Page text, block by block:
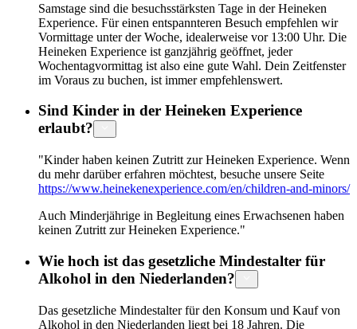
Samstage sind die besuchsstärksten Tage in der Heineken
Experience. Für einen entspannteren Besuch empfehlen wir
Vormittage unter der Woche, idealerweise vor 13:00 Uhr. Die
Heineken Experience ist ganzjährig geöffnet, jeder
Wochentagvormittag ist also eine gute Wahl. Dein Zeitfenster
im Voraus zu buchen, ist immer empfehlenswert.
Sind Kinder in der Heineken Experience
erlaubt?
"Kinder haben keinen Zutritt zur Heineken Experience. Wenn
du mehr darüber erfahren möchtest, besuche unsere Seite
https://www.heinekenexperience.com/en/children-and-minors/
Auch Minderjährige in Begleitung eines Erwachsenen haben
keinen Zutritt zur Heineken Experience."
Wie hoch ist das gesetzliche Mindestalter für
Alkohol in den Niederlanden?
Das gesetzliche Mindestalter für den Konsum und Kauf von
Alkohol in den Niederlanden liegt bei 18 Jahren. Die